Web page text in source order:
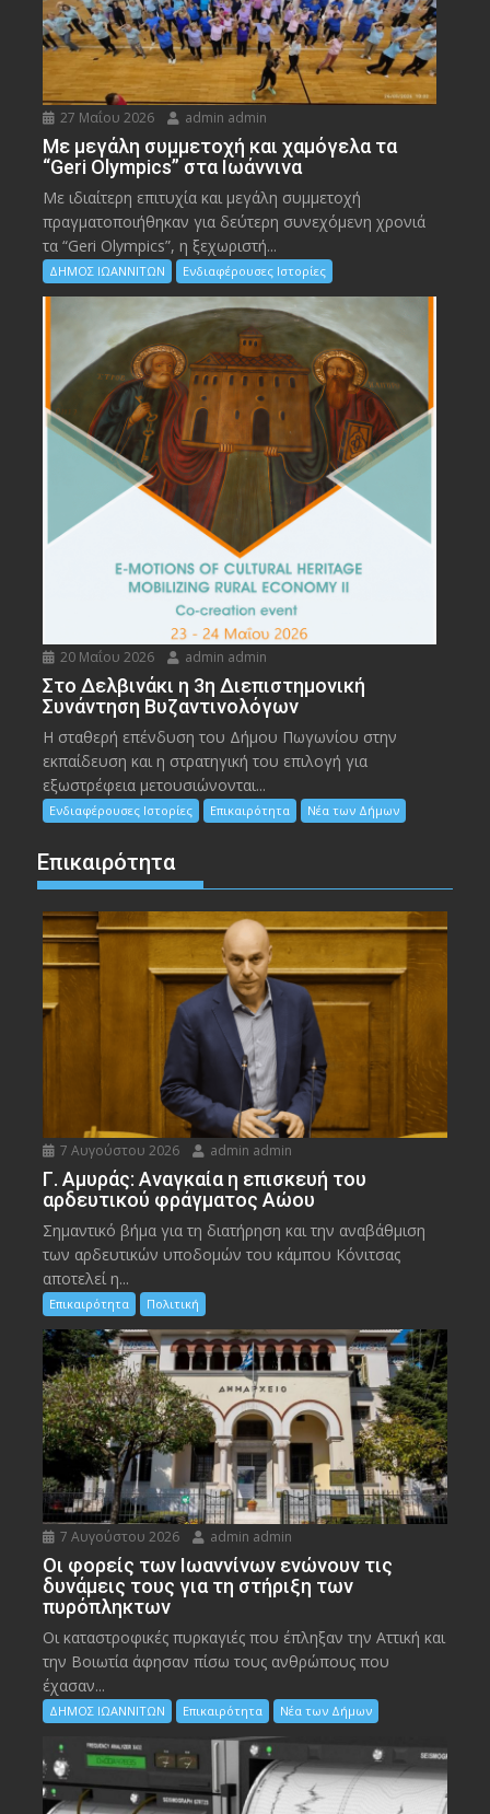
27 Μαΐου 2026 admin admin
Με μεγάλη συμμετοχή και χαμόγελα τα
“Geri Olympics” στα Ιωάννινα
Με ιδιαίτερη επιτυχία και μεγάλη συμμετοχή
πραγματοποιήθηκαν για δεύτερη συνεχόμενη χρονιά
τα “Geri Olympics”, η ξεχωριστή...
ΔΗΜΟΣ ΙΩΑΝΝΙΤΩΝ Ενδιαφέρουσες Ιστορίες
20 Μαΐου 2026 admin admin
Στο Δελβινάκι η 3η Διεπιστημονική
Συνάντηση Βυζαντινολόγων
Η σταθερή επένδυση του Δήμου Πωγωνίου στην
εκπαίδευση και η στρατηγική του επιλογή για
εξωστρέφεια μετουσιώνονται...
Ενδιαφέρουσες Ιστορίες Επικαιρότητα Νέα των Δήμων
Επικαιρότητα
7 Αυγούστου 2026 admin admin
Γ. Αμυράς: Αναγκαία η επισκευή του
αρδευτικού φράγματος Αώου
Σημαντικό βήμα για τη διατήρηση και την αναβάθμιση
των αρδευτικών υποδομών του κάμπου Κόνιτσας
αποτελεί η...
Επικαιρότητα Πολιτική
7 Αυγούστου 2026 admin admin
Οι φορείς των Ιωαννίνων ενώνουν τις
δυνάμεις τους για τη στήριξη των
πυρόπληκτων
Οι καταστροφικές πυρκαγιές που έπληξαν την Αττική και
την Bοιωτία άφησαν πίσω τους ανθρώπους που
έχασαν...
ΔΗΜΟΣ ΙΩΑΝΝΙΤΩΝ Επικαιρότητα Νέα των Δήμων